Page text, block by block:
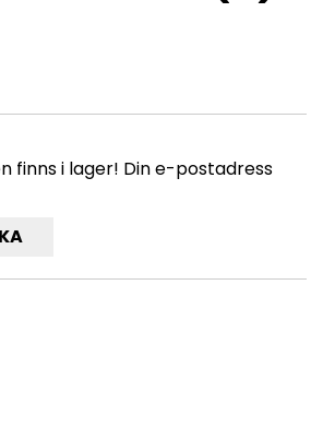
finns i lager! Din e-postadress